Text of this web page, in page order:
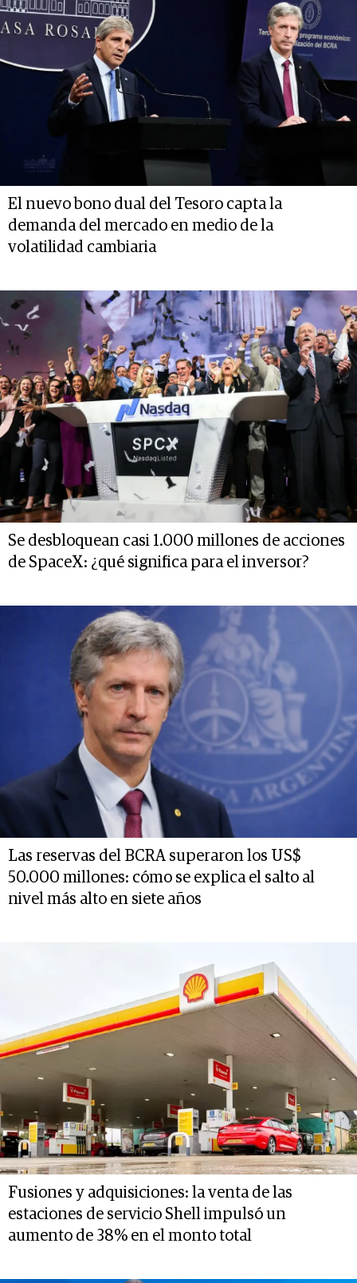
El nuevo bono dual del Tesoro capta la
demanda del mercado en medio de la
volatilidad cambiaria
Se desbloquean casi 1.000 millones de acciones
de SpaceX: ¿qué significa para el inversor?
Las reservas del BCRA superaron los US$
50.000 millones: cómo se explica el salto al
nivel más alto en siete años
Fusiones y adquisiciones: la venta de las
estaciones de servicio Shell impulsó un
aumento de 38% en el monto total